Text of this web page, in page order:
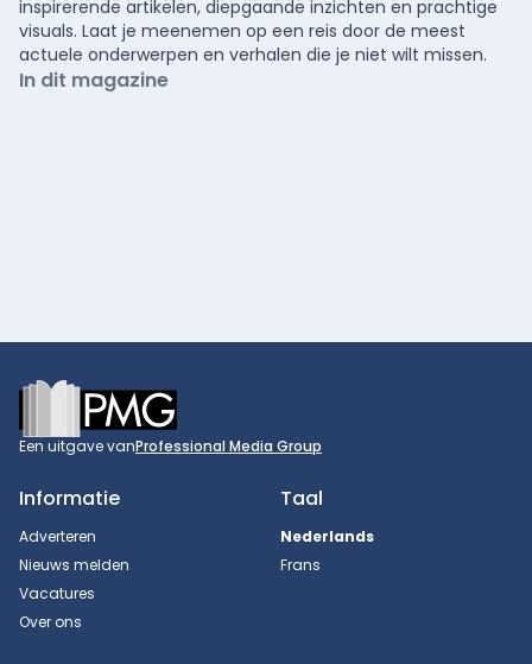
inspirerende artikelen, diepgaande inzichten en prachtige
visuals. Laat je meenemen op een reis door de meest
actuele onderwerpen en verhalen die je niet wilt missen.
In dit magazine
Footer
Een uitgave vanProfessional Media Group
Informatie
Adverteren
Nieuws melden
Vacatures
Over ons
Taal
Nederlands
Frans